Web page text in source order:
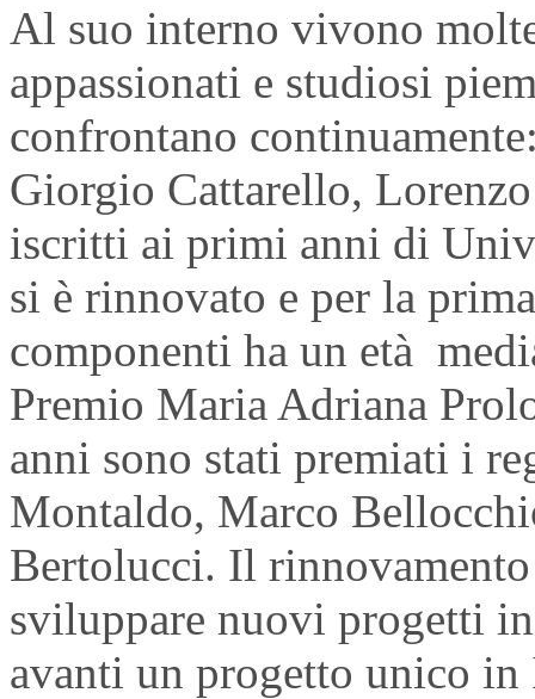
Al suo interno vivono
appassionati e studiosi
confrontano
Giorgio Cattarello,
iscritti ai primi anni di
si è rinnovato e per la
componenti ha un età
Premio Maria Adriana
anni sono stati premiati i
Montaldo, Marco
Bertolucci. Il
sviluppare nuovi progetti
avanti un progetto unico